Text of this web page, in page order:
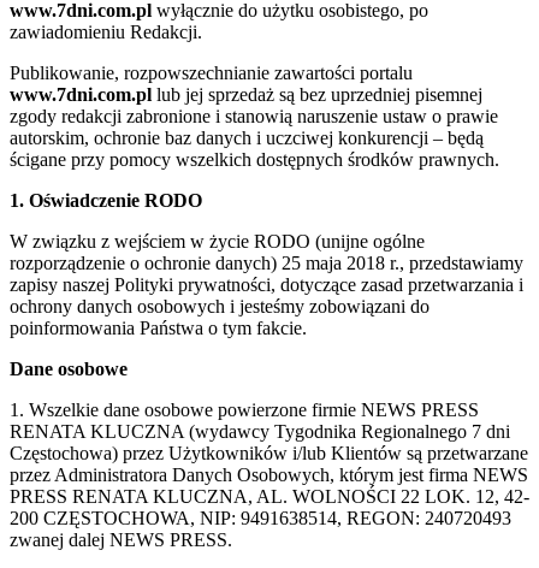
www.7dni.com.pl wyłącznie do użytku osobistego, po
zawiadomieniu Redakcji.
Publikowanie, rozpowszechnianie zawartości portalu
www.7dni.com.pl lub jej sprzedaż są bez uprzedniej pisemnej
zgody redakcji zabronione i stanowią naruszenie ustaw o prawie
autorskim, ochronie baz danych i uczciwej konkurencji – będą
ścigane przy pomocy wszelkich dostępnych środków prawnych.
1. Oświadczenie RODO
W związku z wejściem w życie RODO (unijne ogólne
rozporządzenie o ochronie danych) 25 maja 2018 r., przedstawiamy
zapisy naszej Polityki prywatności, dotyczące zasad przetwarzania i
ochrony danych osobowych i jesteśmy zobowiązani do
poinformowania Państwa o tym fakcie.
Dane osobowe
1. Wszelkie dane osobowe powierzone firmie NEWS PRESS
RENATA KLUCZNA (wydawcy Tygodnika Regionalnego 7 dni
Częstochowa) przez Użytkowników i/lub Klientów są przetwarzane
przez Administratora Danych Osobowych, którym jest firma NEWS
PRESS RENATA KLUCZNA, AL. WOLNOŚCI 22 LOK. 12, 42-
200 CZĘSTOCHOWA, NIP: 9491638514, REGON: 240720493
zwanej dalej NEWS PRESS.